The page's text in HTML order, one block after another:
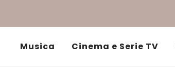
Musica Cinema e Serie TV